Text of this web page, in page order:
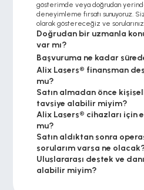
gösterimde veya doğrudan
deneyimleme fırsatı sunuyoruz.
olarak göstereceğiz ve
Doğrudan bir uzmanla
var mı?
Başvuruma ne kadar
Alix Lasers® finansman
mu?
Satın almadan önce
tavsiye alabilir miyim?
Alix Lasers® cihazları için
mu?
Satın aldıktan sonra
sorularım varsa ne
Uluslararası destek ve
alabilir miyim?